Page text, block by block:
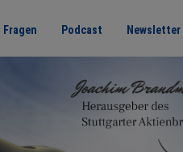
Fragen Podcast Newsletter